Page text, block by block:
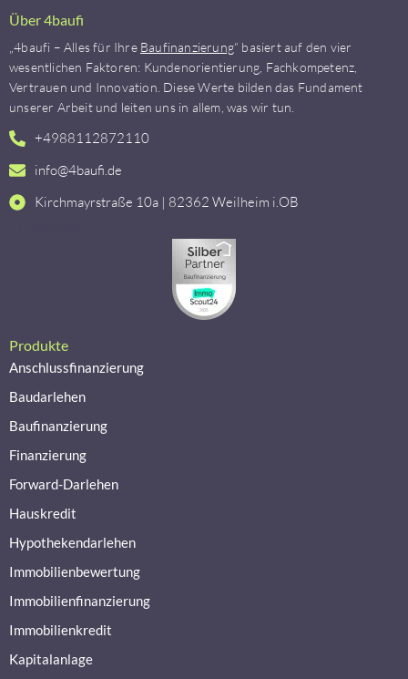
Über 4baufi
„4baufi – Alles für Ihre Baufinanzierung“ basiert auf den vier
wesentlichen Faktoren: Kundenorientierung, Fachkompetenz,
Vertrauen und Innovation. Diese Werte bilden das Fundament
unserer Arbeit und leiten uns in allem, was wir tun.
+4988112872110
info@4baufi.de
Kirchmayrstraße 10a | 82362 Weilheim i.OB
Produkte
Anschlussfinanzierung
Baudarlehen
Baufinanzierung
Finanzierung
Forward-Darlehen
Hauskredit
Hypothekendarlehen
Immobilienbewertung
Immobilienfinanzierung
Immobilienkredit
Kapitalanlage